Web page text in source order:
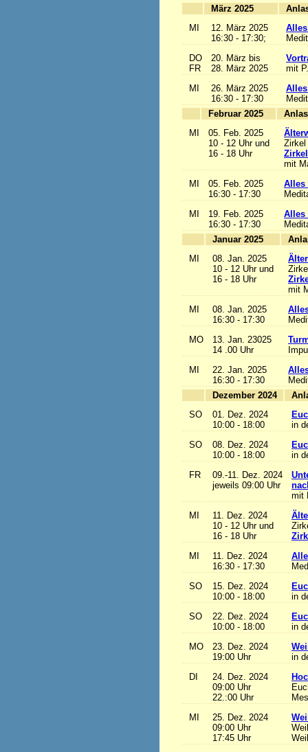
März 2025
MI
12. März 2025
16:30 - 17:30;
DO
FR
20. März bis
28. März 2025
mit
MI
26. März 2025
16:30 - 17:30
Februar 2025
MI
05. Feb. 2025
10 - 12 Uhr und
16 - 18 Uhr
Zirkel
mit
MI
05. Feb. 2025
16:30 - 17:30
Alles
MI
19. Feb. 2025
16:30 - 17:30
Alles
Januar 2025
MI
08. Jan. 2025
10 - 12 Uhr und
16 - 18 Uhr
mit
MI
08. Jan. 2025
16:30 - 17:30
MO
13. Jan. 23025
14 .00 Uhr
MI
22. Jan. 2025
16:30 - 17:30
Dezember 2024
SO
01. Dez. 2024
10:00 - 18:00
in
SO
08. Dez. 2024
10:00 - 18:00
in
FR
09.-11. Dez. 2024
jeweils 09:00 Uhr
mit
MI
11. Dez. 2024
10 - 12 Uhr und
16 - 18 Uhr
MI
11. Dez. 2024
16:30 - 17:30
SO
15. Dez. 2024
10:00 - 18:00
in
SO
22. Dez. 2024
10:00 - 18:00
in
MO
23. Dez. 2024
19:00 Uhr
in
DI
24. Dez. 2024
09:00 Uhr
22.:00 Uhr
MI
25. Dez. 2024
09:00 Uhr
17:45 Uhr